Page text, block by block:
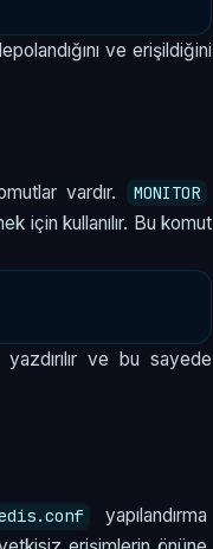
ve erişildiğini
vardır. MONITOR
için kullanılır. Bu komut
ve bu sayede
yapılandırma